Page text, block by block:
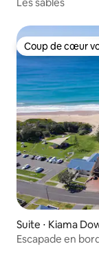
Les sables
Coup de cœur
Coup de cœur
Suite ⋅ Kiama
Escapade en